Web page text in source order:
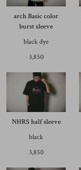
arch Basic color
burst sleeve
black dye
3,850
NHRS half sleeve
black
3,850